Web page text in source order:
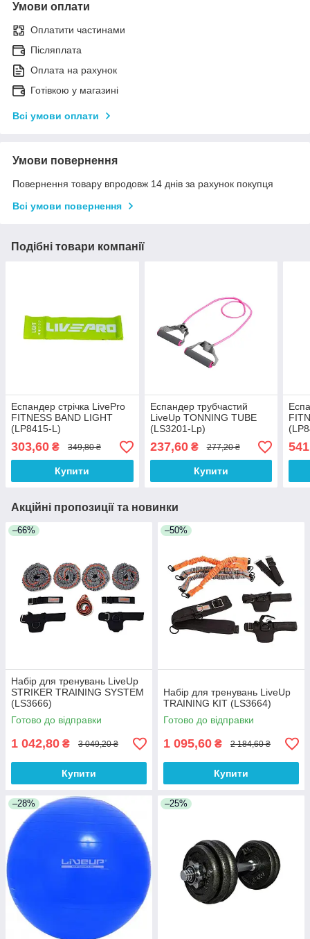
Умови оплати
Оплатити частинами
Післяплата
Оплата на рахунок
Готівкою у магазині
Всі умови оплати
Умови повернення
Повернення товару впродовж 14 днів за рахунок покупця
Всі умови повернення
Подібні товари компанії
Еспандер стрічка LivePro
FITNESS BAND LIGHT
(LP8415-L)
303,60 ₴ 349,80 ₴
Купити
Еспандер трубчастий
LiveUp TONNING TUBE
(LS3201-Lp)
237,60₴ 277,20 ₴
Купити
Акційні пропозиції та новинки
–66%
Набiр для тренувань LiveUp
STRIKER TRAINING SYSTEM
(LS3666)
Готово до відправки
1 042,80 ₴ 3 049,20 ₴
Купити
–50%
Набір для тренувань LiveUp
TRAINING KIT (LS3664)
Готово до відправки
1 095,60 ₴ 2 184,60 ₴
Купити
–28% –25%